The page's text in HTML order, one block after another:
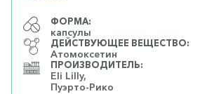
ФОРМА:
капсулы
ДЕЙСТВУЮЩЕЕ ВЕЩЕСТВО:
Атомоксетин
ПРОИЗВОДИТЕЛЬ:
Eli Lilly,
Пуэрто-Рико